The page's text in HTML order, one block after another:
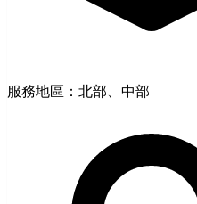
服務地區：北部、中部